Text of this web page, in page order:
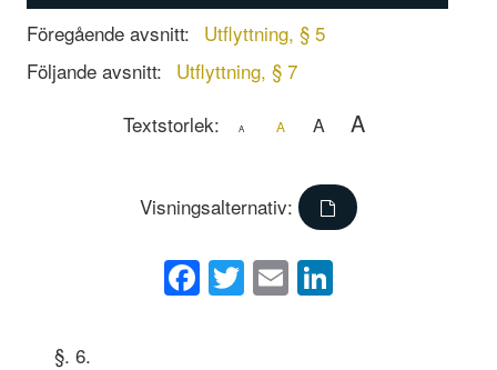
Föregående avsnitt: Utflyttning, § 5
Följande avsnitt: Utflyttning, § 7
Textstorlek:
A A A A
Visningsalternativ:
Facebook
Twitter
Email
§. 6.